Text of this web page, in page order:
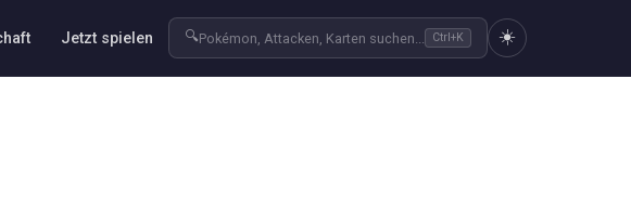
Jetzt spielen 🔍Pokémon, Attacken, Karten suchen... Ctrl+K ☀️